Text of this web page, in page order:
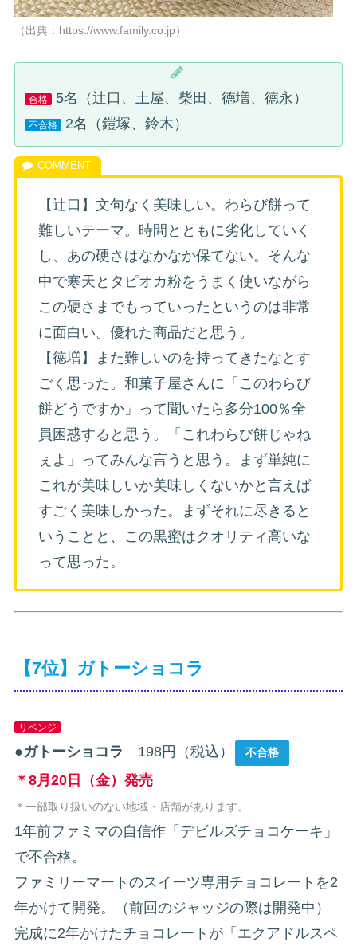
（出典：https://www.family.co.jp）
合格 5名（辻口、土屋、柴田、徳増、徳永）
不合格 2名（鎧塚、鈴木）
【辻口】文句なく美味しい。わらび餅って
難しいテーマ。時間とともに劣化していく
し、あの硬さはなかなか保てない。そんな
中で寒天とタピオカ粉をうまく使いながら
この硬さまでもっていったというのは非常
に面白い。優れた商品だと思う。
【徳増】また難しいのを持ってきたなとす
ごく思った。和菓子屋さんに「このわらび
餅どうですか」って聞いたら多分100％全
員困惑すると思う。「これわらび餅じゃね
ぇよ」ってみんな言うと思う。まず単純に
これが美味しいか美味しくないかと言えば
すごく美味しかった。まずそれに尽きると
いうことと、この黒蜜はクオリティ高いな
って思った。
【7位】ガトーショコラ
リベンジ
●ガトーショコラ 198円（税込） 不合格
＊8月20日（金）発売
＊一部取り扱いのない地域・店舗があります。
1年前ファミマの自信作「デビルズチョコケーキ」
で不合格。
ファミリーマートのスイーツ専用チョコレートを2
年かけて開発。（前回のジャッジの際は開発中）
完成に2年かけたチョコレートが「エクアドルスペ